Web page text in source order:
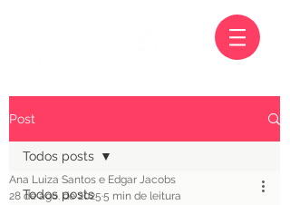
Post
Todos posts
Todos posts
Ana Luiza Santos e Edgar Jacobs
28 de ago. de 2025 5 min de leitura